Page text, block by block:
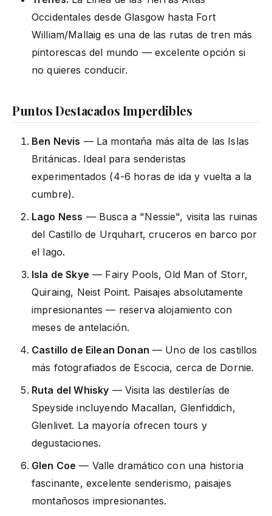
Occidentales desde Glasgow hasta Fort
William/Mallaig es una de las rutas de tren más
pintorescas del mundo — excelente opción si
no quieres conducir.
Puntos Destacados Imperdibles
Ben Nevis — La montaña más alta de las Islas
Británicas. Ideal para senderistas
experimentados (4-6 horas de ida y vuelta a la
cumbre).
Lago Ness — Busca a "Nessie", visita las ruinas
del Castillo de Urquhart, cruceros en barco por
el lago.
Isla de Skye — Fairy Pools, Old Man of Storr,
Quiraing, Neist Point. Paisajes absolutamente
impresionantes — reserva alojamiento con
meses de antelación.
Castillo de Eilean Donan — Uno de los castillos
más fotografiados de Escocia, cerca de Dornie.
Ruta del Whisky — Visita las destilerías de
Speyside incluyendo Macallan, Glenfiddich,
Glenlivet. La mayoría ofrecen tours y
degustaciones.
Glen Coe — Valle dramático con una historia
fascinante, excelente senderismo, paisajes
montañosos impresionantes.